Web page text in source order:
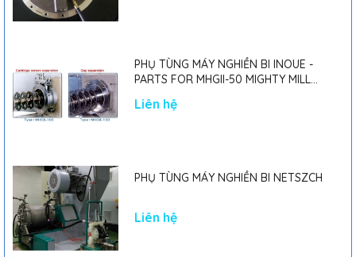
PHỤ TÙNG MÁY NGHIỀN BI INOUE -
PARTS FOR MHGII-50 MIGHTY MILL
Liên hệ
PHỤ TÙNG MÁY NGHIỀN BI NETSZCH
Liên hệ